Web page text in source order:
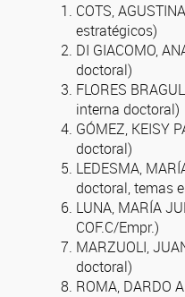
COTS,
estratégicos)
DI GIACOMO,
doctoral)
FLORES
interna doctoral)
GÓMEZ, KEISY
doctoral)
LEDESMA,
doctoral, temas
LUNA, MARÍA
COF.C/Empr.)
MARZUOLI,
doctoral)
ROMA, DARDO